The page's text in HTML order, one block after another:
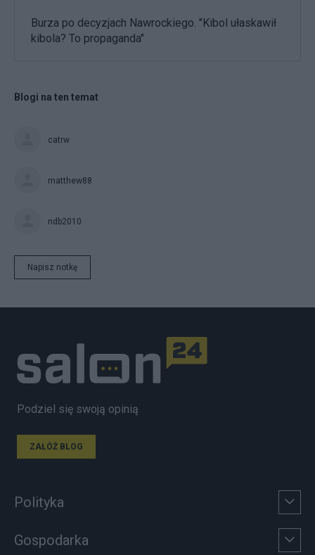
Burza po decyzjach Nawrockiego. "Kibol ułaskawił
kibola? To propaganda"
Blogi na ten temat
catrw
matthew88
ndb2010
Napisz notkę
Podziel się swoją opinią
ZAŁÓŻ BLOG
Polityka
Gospodarka